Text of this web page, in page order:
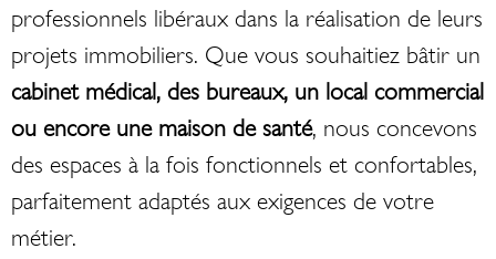
professionnels libéraux dans la réalisation de leurs
projets immobiliers. Que vous souhaitiez bâtir un
cabinet médical, des bureaux, un local commercial
ou encore une maison de santé, nous concevons
des espaces à la fois fonctionnels et confortables,
parfaitement adaptés aux exigences de votre
métier.